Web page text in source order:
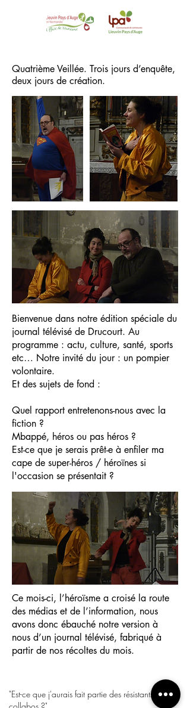
Quatrième Veillée. Trois jours d’enquête,
deux jours de création.
Bienvenue dans notre édition spéciale du
journal télévisé de Drucourt. Au
programme : actu, culture, santé, sports
etc… Notre invité du jour : un pompier
volontaire.
Et des sujets de fond :
Quel rapport entretenons-nous avec la
fiction ?
Mbappé, héros ou pas héros ?
Est-ce que je serais prêt-e à enfiler ma
cape de super-héros / héroïnes si
l'occasion se présentait ?
Ce mois-ci, l’héroïsme a croisé la route
des médias et de l’information, nous
avons donc ébauché notre version à
nous d’un journal télévisé, fabriqué à
partir de nos récoltes du mois.
"Est-ce que j'aurais fait partie des résistants ou des